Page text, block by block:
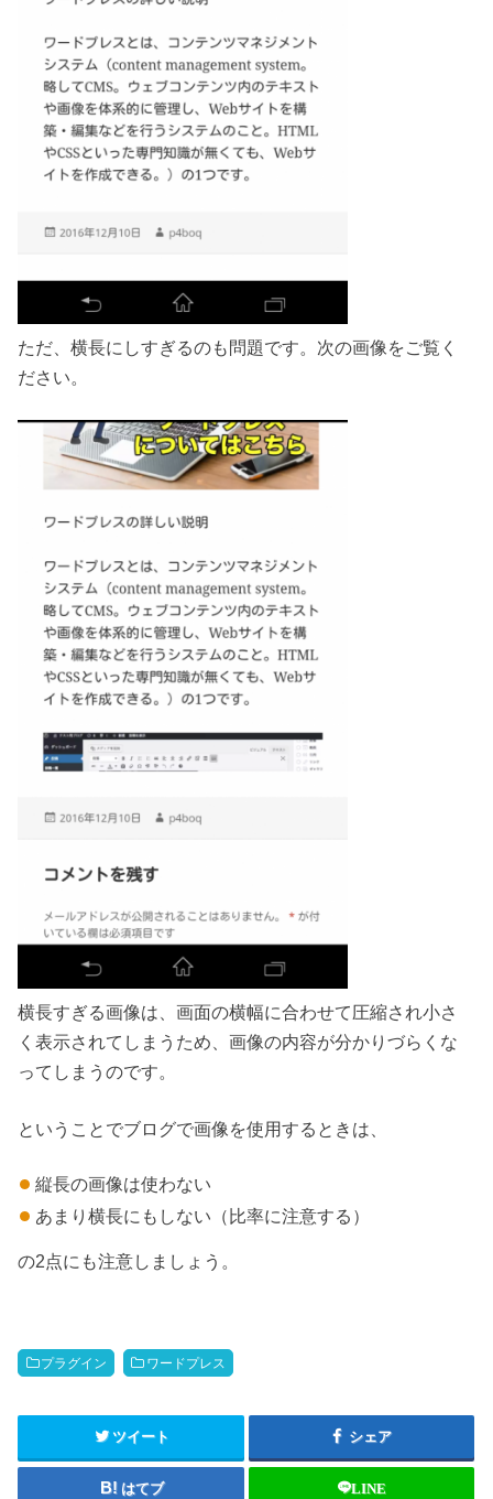
ただ、横長にしすぎるのも問題です。次の画像をご覧く
ださい。
横長すぎる画像は、画面の横幅に合わせて圧縮され小さ
く表示されてしまうため、画像の内容が分かりづらくな
ってしまうのです。
ということでブログで画像を使用するときは、
縦長の画像は使わない
あまり横長にもしない（比率に注意する）
の2点にも注意しましょう。
プラグイン ワードプレス
ツイート シェア
はてブ LINE